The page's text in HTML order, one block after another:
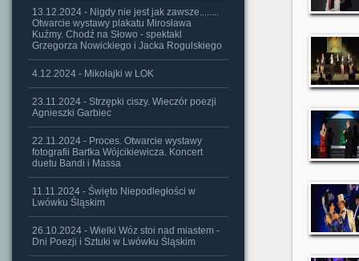
13.12.2024 - Nigdy nie jest jak zawsze........
Otwarcie wystawy plakatu Mirosława
Kuźmy. Chodź na Słowo - spektakl
Grzegorza Nowickiego i Jacka Rogulskiego
4.12.2024 - Mikołajki w LOK
23.11.2024 - Strzępki ciszy. Wieczór poezji
Agnieszki Garbiec
22.11.2024 - Proces. Otwarcie wystawy
fotografii Bartka Wójcikiewicza. Koncert
duetu Bandi i Massa
11.11.2024 - Święto Niepodległości w
Lwówku Śląskim
26.10.2024 - Wielki Wóz stoi nad miastem -
Dni Poezji i Sztuki w Lwówku Śląskim